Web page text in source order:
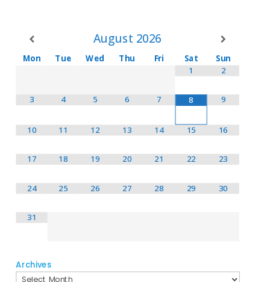
August 2026
Mon Tue Wed Thu Fri Sat
Sun
1
2
3 4 5 6 7 8 9
10 11 12 13 14 15 16
17 18 19 20 21 22 23
24 25 26 27 28 29 30
31
Archives